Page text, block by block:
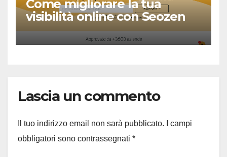
Come migliorare la tua
visibilità online con Seozen
Lascia un commento
Il tuo indirizzo email non sarà pubblicato.
I campi
obbligatori sono contrassegnati *